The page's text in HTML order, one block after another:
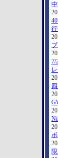
7/